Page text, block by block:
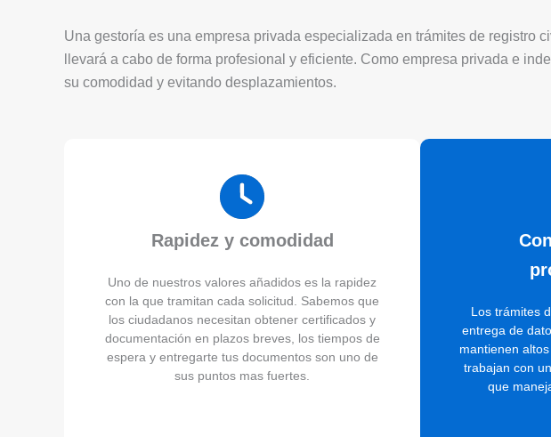
Una gestoría es una empresa privada especializada en trámites de registro
llevará a cabo de forma profesional y eficiente. Como empresa privada e
su comodidad y evitando desplazamientos.
Rapidez y comodidad
Uno de nuestros valores añadidos es la rapidez
con la que tramitan cada solicitud. Sabemos que
los ciudadanos necesitan obtener certificados y
documentación en plazos breves, los tiempos de
espera y entregarte tus documentos son uno de
sus puntos mas fuertes.
Los trámites
entrega de
mantienen
trabajan con
que